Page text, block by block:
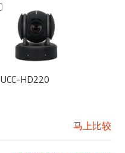
UCC-HD220
马上比较